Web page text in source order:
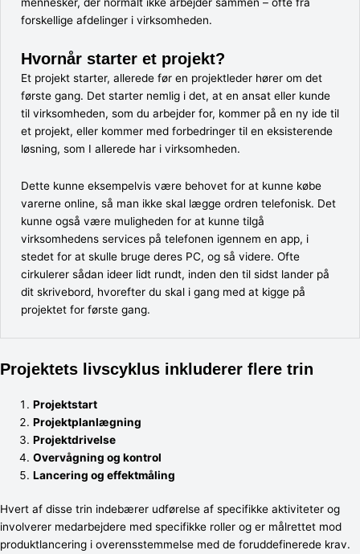
forskellige afdelinger i virksomheden.
Hvornår starter et projekt?
Et projekt starter, allerede før en projektleder hører om det
første gang. Det starter nemlig i det, at en ansat eller kunde
til virksomheden, som du arbejder for, kommer på en ny ide til
et projekt, eller kommer med forbedringer til en eksisterende
løsning, som I allerede har i virksomheden.
Dette kunne eksempelvis være behovet for at kunne købe
varerne online, så man ikke skal lægge ordren telefonisk. Det
kunne også være muligheden for at kunne tilgå
virksomhedens services på telefonen igennem en app, i
stedet for at skulle bruge deres PC, og så videre. Ofte
cirkulerer sådan ideer lidt rundt, inden den til sidst lander på
dit skrivebord, hvorefter du skal i gang med at kigge på
projektet for første gang.
Projektets livscyklus inkluderer flere trin
Projektstart
Projektplanlægning
Projektdrivelse
Overvågning og kontrol
Lancering og effektmåling
Hvert af disse trin indebærer udførelse af specifikke aktiviteter og
involverer medarbejdere med specifikke roller og er målrettet mod
produktlancering i overensstemmelse med de foruddefinerede krav.